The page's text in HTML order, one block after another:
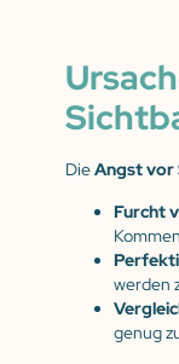
DieAngst vor
Furcht
werden
genug